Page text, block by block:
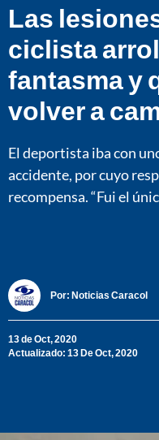
Las
ciclista
fantasma y
volver a
El deportista iba con
accidente, por cuyo
recompensa. “Fui el
Por: Noticias Caracol
13 de Oct, 2020
Actualizado: 13 De Oct, 2020